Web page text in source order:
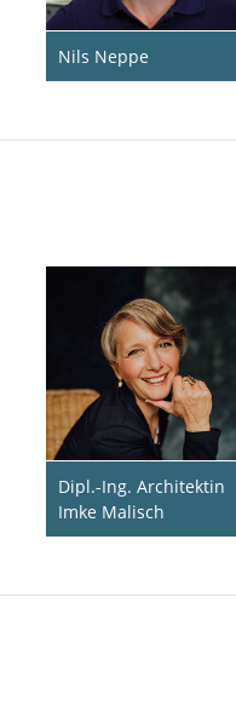
Nils Neppe
Dipl.-Ing. Architektin
Imke Malisch